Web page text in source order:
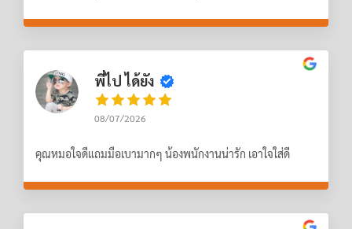
พี่ไป ได้ยัง
08/07/2026
คุณหมอใจดีแถมมือเบามากๆ น้องพนักงานน่ารัก เอาใจใส่ดี